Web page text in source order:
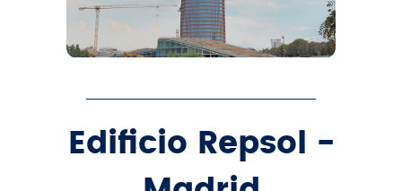
Edificio Repsol -